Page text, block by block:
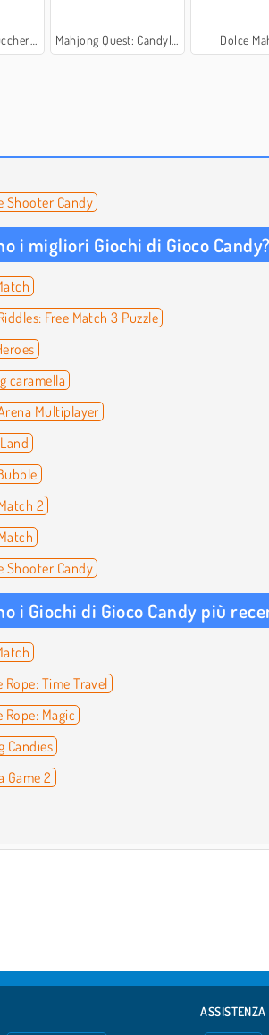
filato Mahjong Quest: Candyland Adventures Dolce
Shooter Candy
i migliori Giochi di Gioco Candy?
Free Match 3 Puzzle
caramella
Multiplayer
2
Shooter Candy
i Giochi di Gioco Candy più
Rope: Time Travel
Rope: Magic
Candies
Game 2
ASSISTENZA